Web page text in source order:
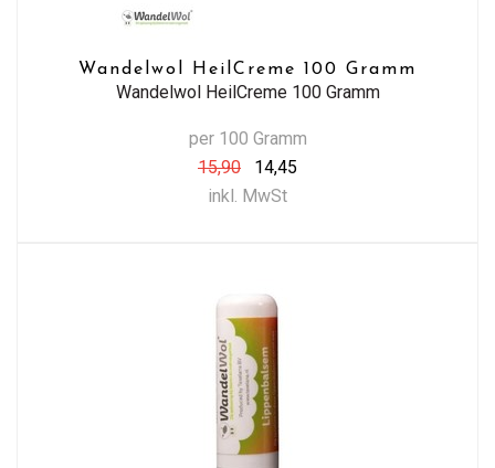
Wandelwol HeilCreme 100 Gramm
Wandelwol HeilCreme 100 Gramm
per 100 Gramm
15,90
14,45
inkl. MwSt